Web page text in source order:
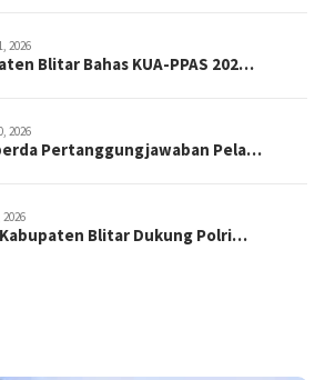
2026
Blitar Bahas KUA-PPAS 202…
2026
Pertanggungjawaban Pela…
Kabupaten Blitar Dukung Polri…